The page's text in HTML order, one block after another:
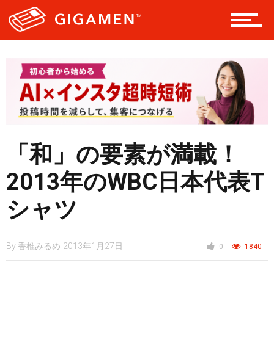
テック
レジャー
ヘルス・健康
スタイル
「和」の要素が満載！
2013年のWBC日本代表T
シャツ
By 香椎みるめ 2013年1月27日 0 1840